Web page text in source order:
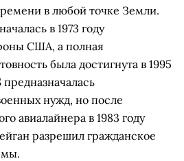
в любой точке Земли.
в 1973 году
США, а полная
была достигнута в 1995
предназначалась
нужд, но после
авиалайнера в 1983 году
разрешил гражданское